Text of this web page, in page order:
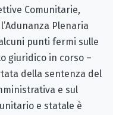
Comunitarie,
Plenaria
punti fermi sulle
giuridico in corso –
della sentenza del
e sul
e statale è